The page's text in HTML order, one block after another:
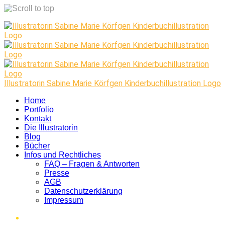
Skip
to
content
Illustratorin Sabine Marie Körfgen Kinderbuchillustration Logo
Home
Portfolio
Kontakt
Die Illustratorin
Blog
Bücher
Infos und Rechtliches
FAQ – Fragen & Antworten
Presse
AGB
Datenschutzerklärung
Impressum